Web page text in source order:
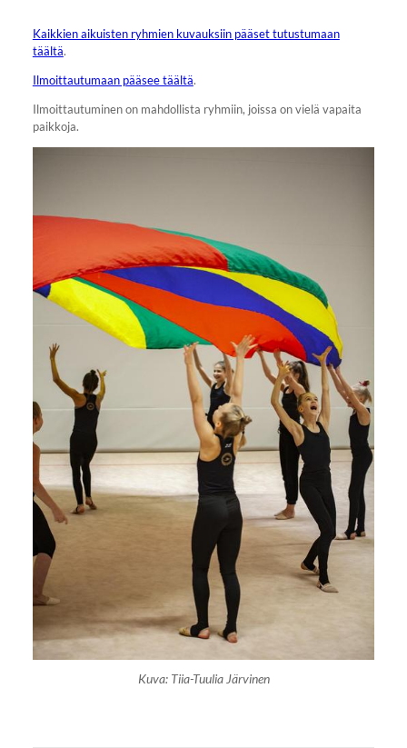
Kaikkien aikuisten ryhmien kuvauksiin pääset tutustumaan
täältä.
Ilmoittautumaan pääsee täältä.
Ilmoittautuminen on mahdollista ryhmiin, joissa on vielä vapaita
paikkoja.
Kuva: Tiia-Tuulia Järvinen